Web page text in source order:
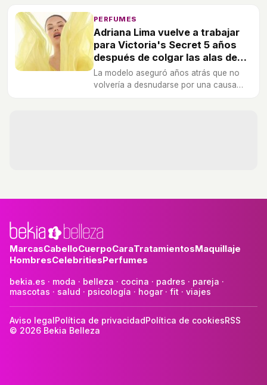
visible de la firma.
PERFUMES
Adriana Lima vuelve a trabajar
para Victoria's Secret 5 años
después de colgar las alas de
ángel
La modelo aseguró años atrás que no
volvería a desnudarse por una causa
MarcasCabelloCuerpoCaraTratamientosMaquillaje
HombresCelebritiesPerfumes
bekia.es · moda · belleza · cocina · padres · pareja ·
mascotas · salud · psicología · hogar· fit · viajes
Aviso legalPolítica de privacidadPolítica de cookiesRSS
© 2026 Bekia Belleza